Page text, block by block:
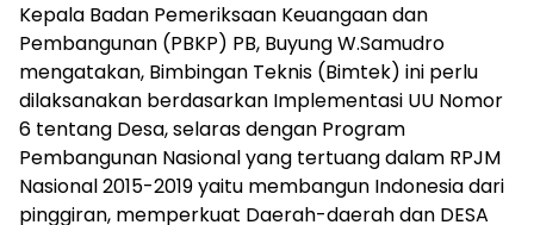
Kepala Badan Pemeriksaan Keuangaan dan
Pembangunan (PBKP) PB, Buyung W.Samudro
mengatakan, Bimbingan Teknis (Bimtek) ini perlu
dilaksanakan berdasarkan Implementasi UU Nomor
6 tentang Desa, selaras dengan Program
Pembangunan Nasional yang tertuang dalam RPJM
Nasional 2015-2019 yaitu membangun Indonesia dari
pinggiran, memperkuat Daerah-daerah dan DESA